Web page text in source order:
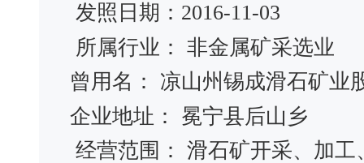
发照日期：2016-11-03
所属行业： 非金属矿采选业
曾用名： 凉山州锡成滑石矿
企业地址： 冕宁县后山乡
经营范围： 滑石矿开采、加